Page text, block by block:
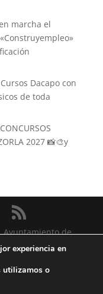
marcha el
Dacapo con
de toda
2027 📸🎨y
Ayuntamiento de
experiencia en
utilizamos o